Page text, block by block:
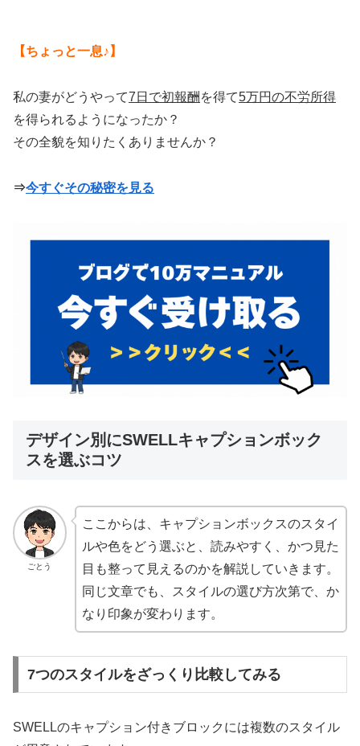
【ちょっと一息♪】
私の妻がどうやって7日で初報酬 を得て5万円の不労所得
を得られるようになったか？
その全貌を知りたくありませんか？
⇒今すぐその秘密を見る
デザイン別にSWELLキャプションボック
スを選ぶコツ
ごとう
ここからは、キャプションボックスのスタイ
ルや色をどう選ぶと、読みやすく、かつ見た
目も整って見えるのかを解説していきます。
同じ文章でも、スタイルの選び方次第で、か
なり印象が変わります。
7つのスタイルをざっくり比較してみる
SWELLのキャプション付きブロックには複数のスタイル